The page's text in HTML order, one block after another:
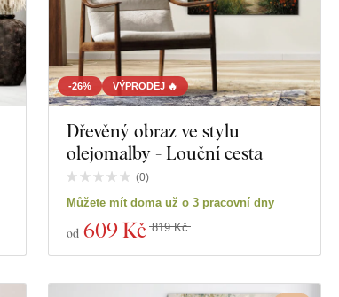
-26% VÝPRODEJ 🔥
Dřevěný obraz ve stylu
olejomalby - Louční cesta
(0)
Můžete mít doma už o 3 pracovní dny
od 609 Kč 819 Kč